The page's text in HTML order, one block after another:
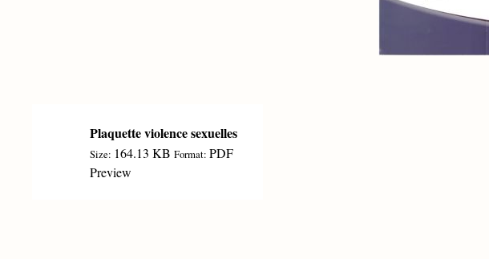
Plaquette violence sexuelles
Size: 164.13 KB Format: PDF
Preview